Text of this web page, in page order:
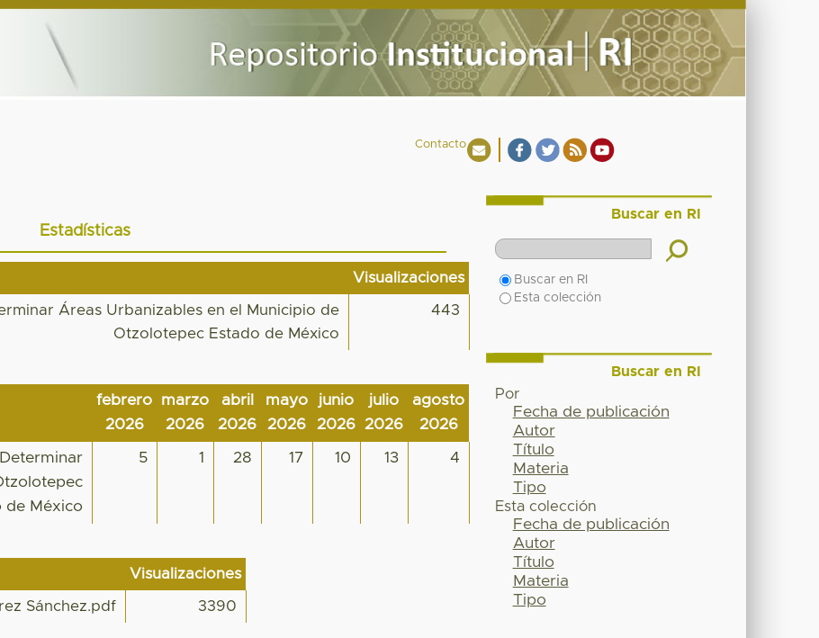
Contacto
Estadísticas
Visualizaciones
Áreas Urbanizables en el Municipio de
Otzolotepec Estado de México
443
febrero
2026
marzo
2026
abril
2026
mayo
2026
junio
2026
julio
2026
agosto
2026
de México
5 1 28 17 10 13 4
Visualizaciones
Sánchez.pdf 3390
Buscar en RI
Buscar en RI
Esta colección
Buscar en RI
Por
Fecha de publicación
Autor
Título
Materia
Tipo
Esta colección
Fecha de publicación
Autor
Título
Materia
Tipo